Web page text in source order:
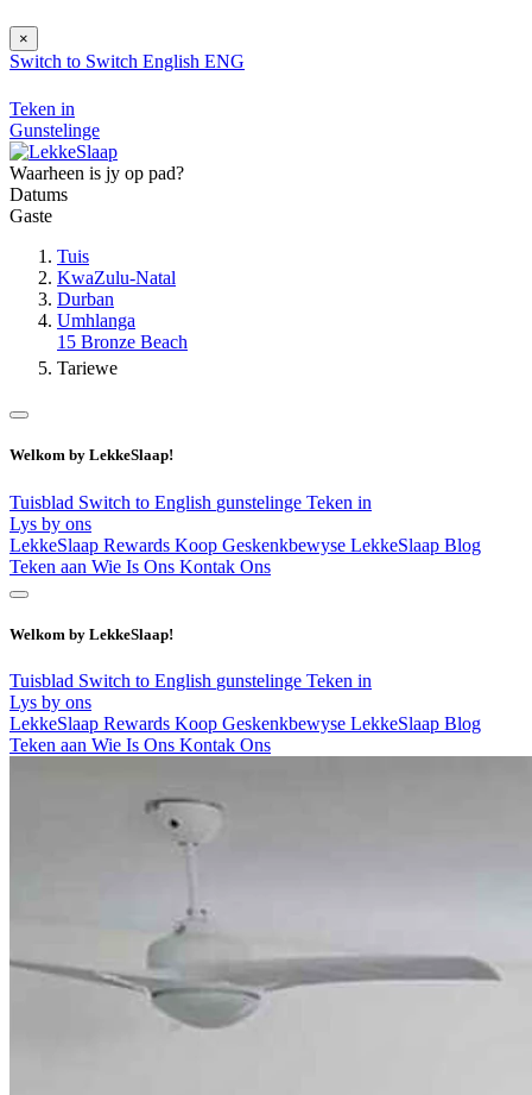
×
Switch to Switch English ENG
Teken in
Gunstelinge
Waarheen is jy op pad?
Datums
Gaste
Tuis
KwaZulu-Natal
Durban
Umhlanga
15 Bronze Beach
Tariewe
Welkom by LekkeSlaap!
Tuisblad Switch to English gunstelinge Teken in
Lys by ons
LekkeSlaap Rewards Koop Geskenkbewyse LekkeSlaap Blog
Teken aan Wie Is Ons Kontak Ons
Welkom by LekkeSlaap!
Tuisblad Switch to English gunstelinge Teken in
Lys by ons
LekkeSlaap Rewards Koop Geskenkbewyse LekkeSlaap Blog
Teken aan Wie Is Ons Kontak Ons